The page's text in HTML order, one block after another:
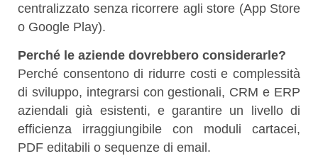
centralizzato senza ricorrere agli store (App Store
o Google Play).
Perché le aziende dovrebbero considerarle?
Perché consentono di ridurre costi e complessità
di sviluppo, integrarsi con gestionali, CRM e ERP
aziendali già esistenti, e garantire un livello di
efficienza irraggiungibile con moduli cartacei,
PDF editabili o sequenze di email.